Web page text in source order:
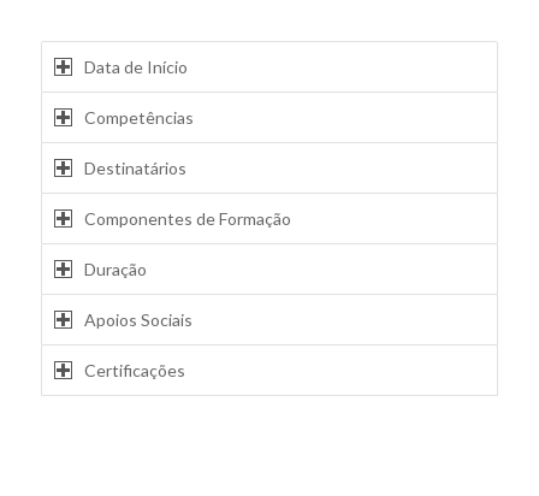
Data de Início
Competências
Destinatários
Componentes de Formação
Duração
Apoios Sociais
Certificações